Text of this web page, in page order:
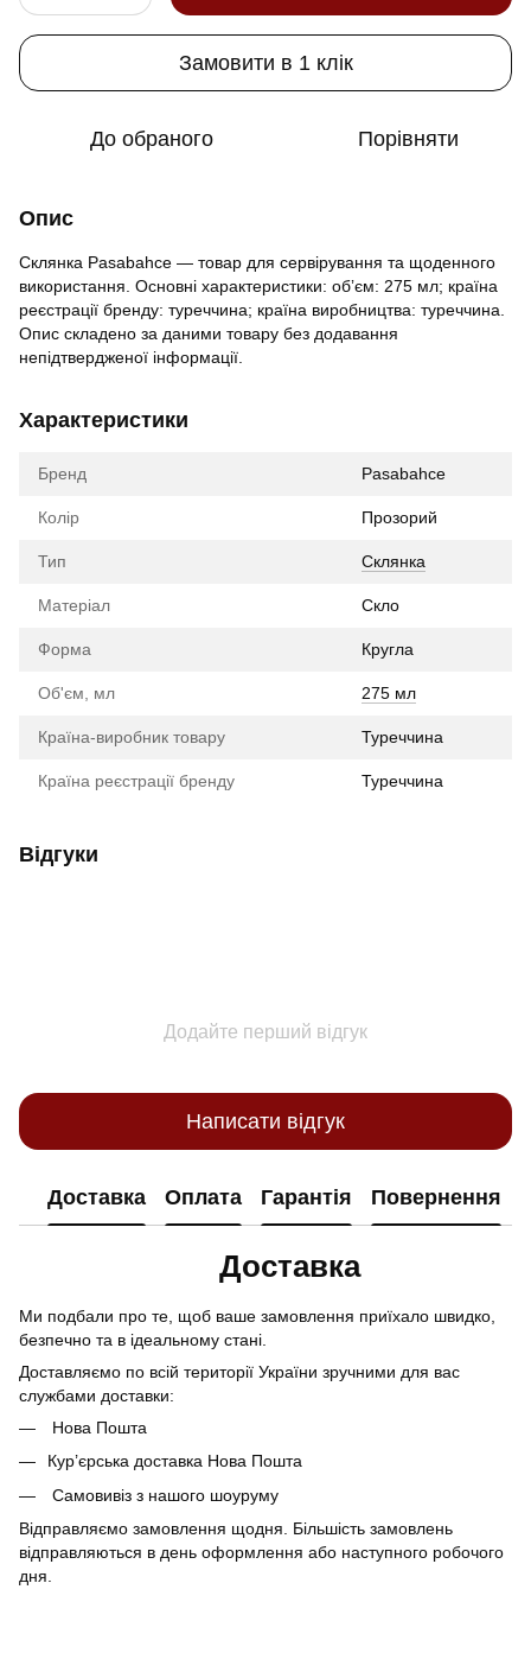
Замовити в 1 клік
До обраного Порівняти
Опис
Склянка Pasabahce — товар для сервірування та щоденного
використання. Основні характеристики: обʼєм: 275 мл; країна
реєстрації бренду: туреччина; країна виробництва: туреччина.
Опис складено за даними товару без додавання
непідтвердженої інформації.
Характеристики
Бренд Pasabahce
Колір Прозорий
Тип Склянка
Матеріал Скло
Форма Кругла
Об'єм, мл 275 мл
Країна-виробник товару Туреччина
Країна реєстрації бренду Туреччина
Відгуки
Додайте перший відгук
Написати відгук
Доставка Оплата Гарантія Повернення
Доставка
Ми подбали про те, щоб ваше замовлення приїхало швидко,
безпечно та в ідеальному стані.
Доставляємо по всій території України зручними для вас
службами доставки:
Нова Пошта
Кур’єрська доставка Нова Пошта
Самовивіз з нашого шоуруму
Відправляємо замовлення щодня. Більшість замовлень
відправляються в день оформлення або наступного робочого
дня.